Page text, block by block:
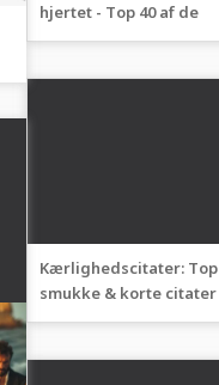
hjertet - Top 40 af de
virkelig bedste ønsker
Kærlighedscitater: Top
smukke & korte
ham og hende